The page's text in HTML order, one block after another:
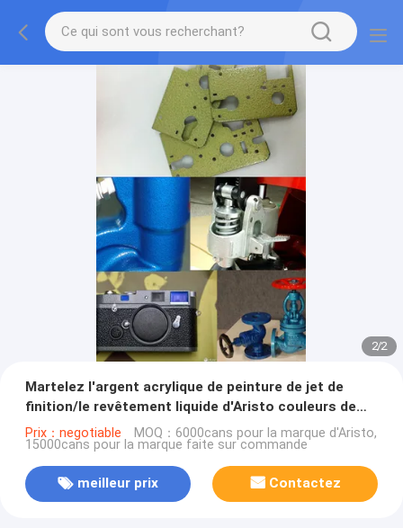
2/2
Martelez l'argent acrylique de peinture de jet de
finition/le revêtement liquide d'Aristo couleurs de
noir/bleu
Prix：negotiable MOQ：6000cans pour la marque d'Aristo,
15000cans pour la marque faite sur commande
meilleur prix Contactez